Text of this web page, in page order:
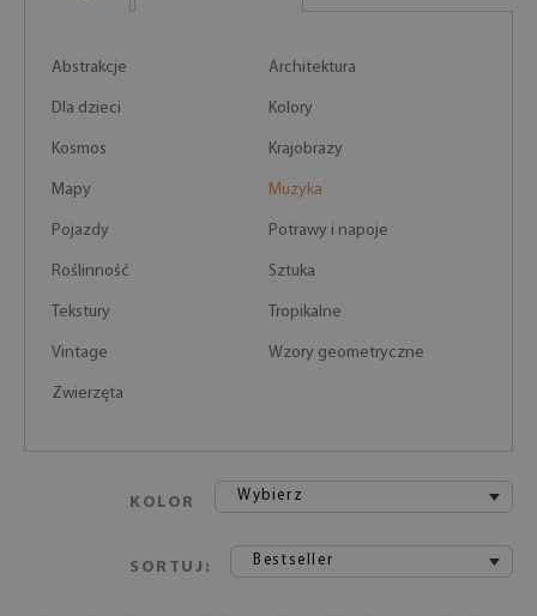
Abstrakcje Architektura
Dla dzieci Kolory
Kosmos Krajobrazy
Mapy Muzyka
Pojazdy Potrawy i napoje
Roślinność Sztuka
Tekstury Tropikalne
Vintage Wzory geometryczne
Zwierzęta
KOLOR Wybierz
SORTUJ: Bestseller